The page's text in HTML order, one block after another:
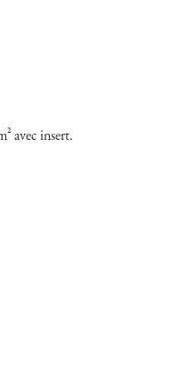
avec insert.